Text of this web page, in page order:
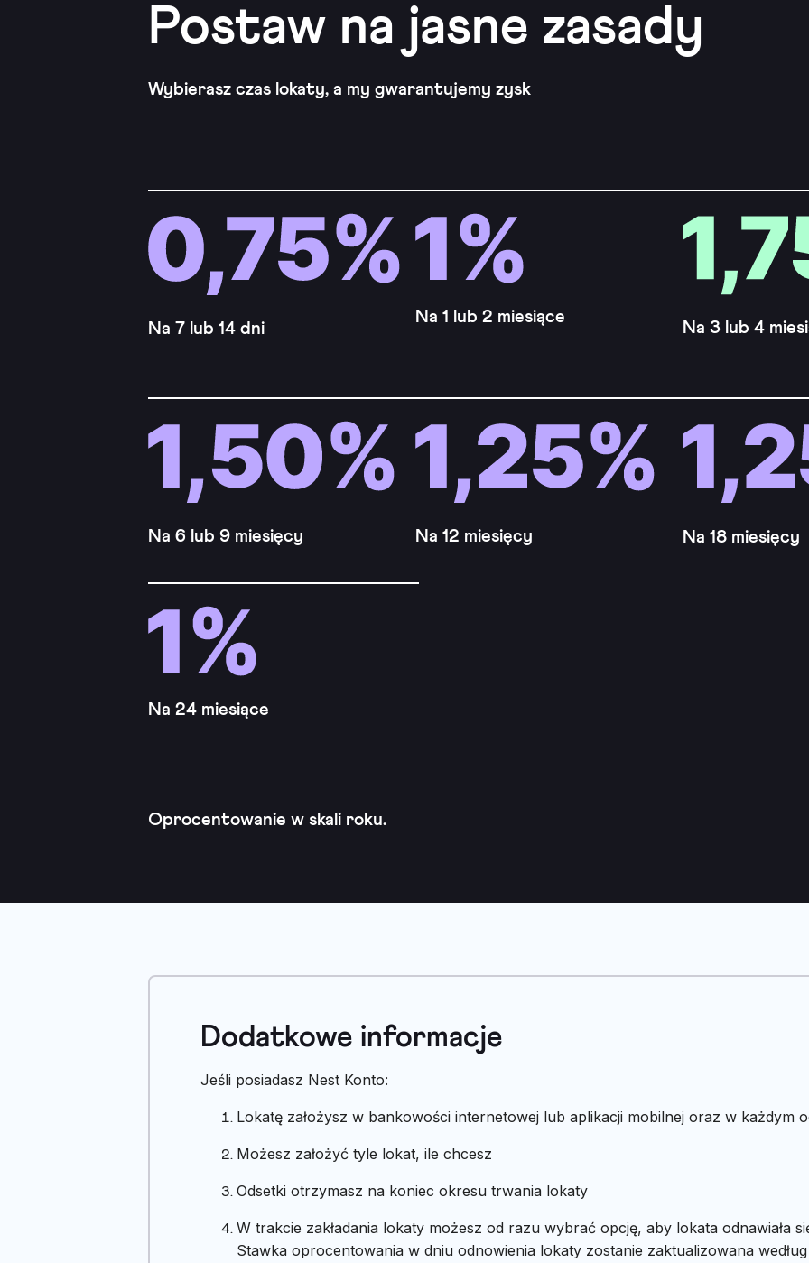
Postaw na jasne zasady
Wybierasz czas lokaty, a my gwarantujemy zysk
Na 7 lub 14 dni
Na 1 lub 2 miesiące
Na 3 lub 4
Na 6 lub 9 miesięcy Na 12 miesięcy Na 18 miesięcy
Na 24 miesiące
Oprocentowanie w skali roku.
Dodatkowe informacje
Jeśli posiadasz Nest Konto:
Lokatę założysz w bankowości internetowej lub aplikacji mobilnej oraz w każdym
Możesz założyć tyle lokat, ile chcesz
Odsetki otrzymasz na koniec okresu trwania lokaty
W trakcie zakładania lokaty możesz od razu wybrać opcję, aby lokata odnawiała
Stawka oprocentowania w dniu odnowienia lokaty zostanie zaktualizowana